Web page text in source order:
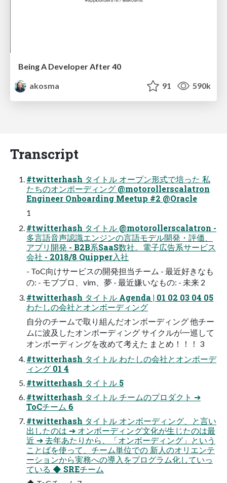
Being A Developer After 40
akosma
91 590k
Transcript
#twitterhash タイトル オープン形式で培った 私
たちのオンボーディング @motorollerscalatron
Engineer Onboarding Meetup #2 @Oracle
1
#twitterhash タイトル @motorollerscalatron -
多言語音声認識エンジンの言語モデル開発・評価、
アプリ開発 - B2B系SaaS数社。電子広告系サービス
会社 - 2018/8 Quipper入社
- ToC向けサービスの開発担当チーム - 最近好きなも
の: - モブプロ、vim、夢 - 最近嫌いなもの: - 未来 2
#twitterhash タイトル Agenda | 01 02 03 04 05
わたしの会社とオンボーディング
自分のチームで取り組んだオンボーディング 他チー
ムに波及したオンボーディング サイクルが一巡して
オンボーディングを改めて考えた まとめ！！！ 3
#twitterhash タイトル わたしの会社とオンボーデ
ィング 01 4
#twitterhash タイトル 5
#twitterhash タイトル チームのプロダクト ➔
ToCチーム 6
#twitterhash タイトル オンボーディング、と言い
出したのは ➔ オンボーディング文化が生じたのは最
近 ➔ 去年あたりから、「オンボーディング」という
ことばを使って、チーム単位での 新人のオリエンテ
ーションから実務への導入をプログラム化していっ
ている ◆ SREチーム